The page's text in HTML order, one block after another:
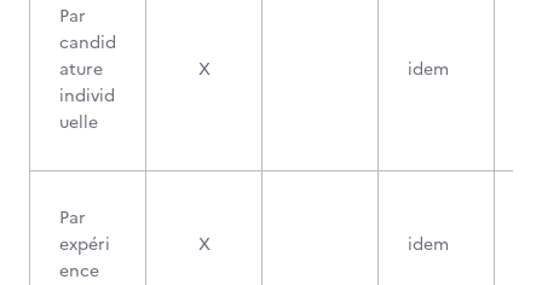
Par
candid
ature
individ
uelle
X idem
Par
expéri
ence
X idem